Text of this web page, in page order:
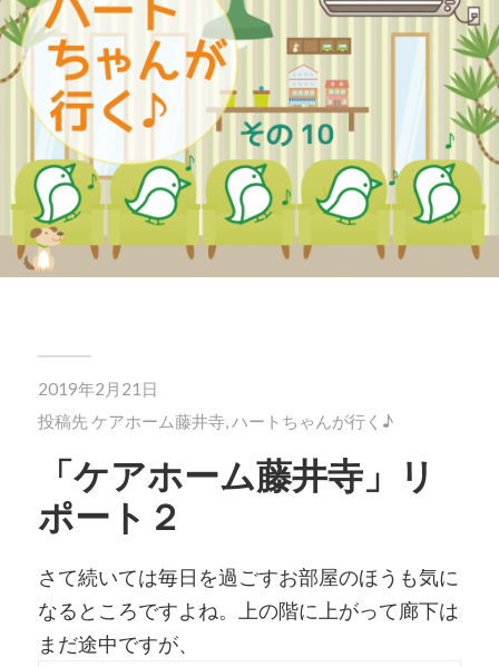
2019年2月21日
投稿先 ケアホーム藤井寺,ハートちゃんが行く♪
「ケアホーム藤井寺」リ
ポート２
さて続いては毎日を過ごすお部屋のほうも気に
なるところですよね。上の階に上がって廊下は
まだ途中ですが、